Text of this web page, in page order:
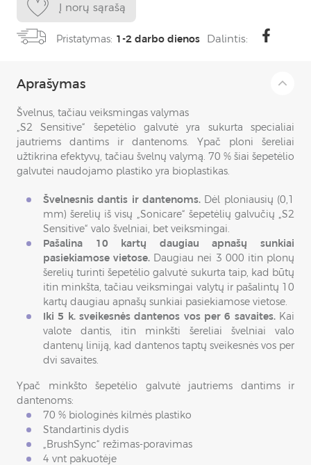
Į norų sąrašą
Pristatymas: 1-2 darbo dienos Dalintis:
Aprašymas
Švelnus, tačiau veiksmingas valymas
„S2 Sensitive“ šepetėlio galvutė yra sukurta specialiai
jautriems dantims ir dantenoms. Ypač ploni šereliai
užtikrina efektyvų, tačiau švelnų valymą. 70 % šiai šepetėlio
galvutei naudojamo plastiko yra bioplastikas.
Švelnesnis dantis ir dantenoms. Dėl ploniausių (0,1
mm) šerelių iš visų „Sonicare“ šepetėlių galvučių „S2
Sensitive“ valo švelniai, bet veiksmingai.
Pašalina 10 kartų daugiau apnašų sunkiai
pasiekiamose vietose. Daugiau nei 3 000 itin plonų
šerelių turinti šepetėlio galvutė sukurta taip, kad būtų
itin minkšta, tačiau veiksmingai valytų ir pašalintų 10
kartų daugiau apnašų sunkiai pasiekiamose vietose.
Iki 5 k. sveikesnės dantenos vos per 6 savaites.Kai
valote dantis, itin minkšti šereliai švelniai valo
dantenų liniją, kad dantenos taptų sveikesnės vos per
dvi savaites.
Ypač minkšto šepetėlio galvutė jautriems dantims ir
dantenoms:
70 % biologinės kilmės plastiko
Standartinis dydis
„BrushSync“ režimas-poravimas
4 vnt pakuotėje